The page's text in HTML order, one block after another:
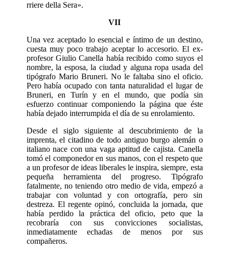
rriere della Sera».
VII
Una vez aceptado lo esencial e íntimo de un destino,
cuesta muy poco trabajo aceptar lo accesorio. El ex-
profesor Giulio Canella había recibido como suyos el
nombre, la esposa, la ciudad y alguna ropa usada del
tipógrafo Mario Bruneri. No le faltaba sino el oficio.
Pero había ocupado con tanta naturalidad el lugar de
Bruneri, en Turín y en el mundo, que podía sin
esfuerzo continuar componiendo la página que éste
había dejado interrumpida el día de su enrolamiento.
Desde el siglo siguiente al descubrimiento de la
imprenta, el citadino de todo antiguo burgo alemán o
italiano nace con una vaga aptitud de cajista. Canella
tomó el componedor en sus manos, con el respeto que
a un profesor de ideas liberales le inspira, siempre, esta
pequeña herramienta del progreso. Tipógrafo
fatalmente, no teniendo otro medio de vida, empezó a
trabajar con voluntad y con ortografía, pero sin
destreza. El regente opinó, concluida la jornada, que
había perdido la práctica del oficio, peto que la
recobraría con sus convicciones socialistas,
inmediatamente echadas de menos por sus
compañeros.